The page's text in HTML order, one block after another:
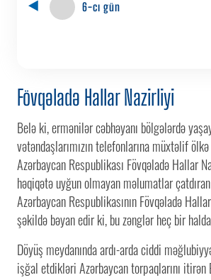
6-cı gün
Fövqəladə Hallar Nazirliyi
Döyüş meydanında ardı-arda ciddi
işğal etdikləri Azərbaycan torpaqlarını
Belə ki, ermənilər cəbhəyanı bölgələrdə
vətəndaşlarımızın telefonlarına müxtəlif
Azərbaycan Respublikası Fövqəladə Hallar
həqiqətə uyğun olmayan məlumatlar
Azərbaycan Respublikasının Fövqəladə
şəkildə bəyan edir ki, bu zənglər heç bir